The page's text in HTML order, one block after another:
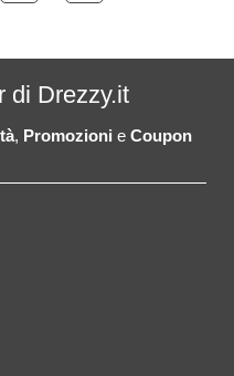
di Drezzy.it
, Promozioni e Coupon